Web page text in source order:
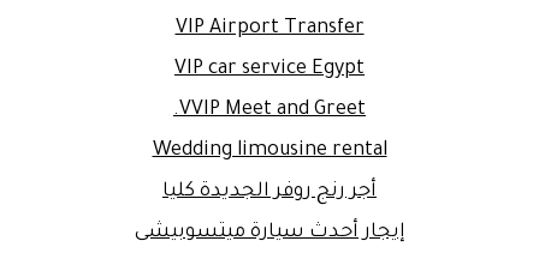
VIP Airport Transfer
VIP car service Egypt
VVIP Meet and Greet.
Wedding limousine rental
أجر رنج روفر الجديدة كليا
إيجار أحدث سيارة ميتسوبيشى